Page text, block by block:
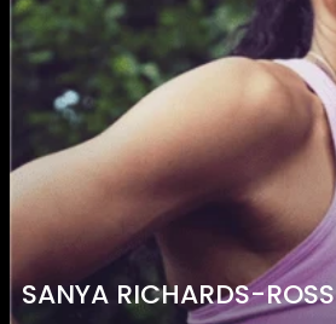
SANYA RICHARDS-ROSS